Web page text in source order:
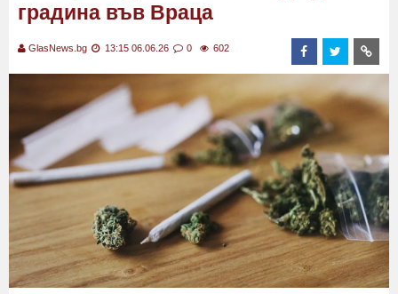
градина във Враца
GlasNews.bg 13:15 06.06.26 0 602